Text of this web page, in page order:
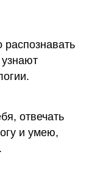
распознавать
отвечать
и умею,